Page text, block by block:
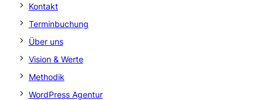
Kontakt
Terminbuchung
Über uns
Vision & Werte
Methodik
WordPress Agentur